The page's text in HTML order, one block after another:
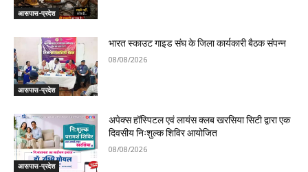
आसपास-प्रदेश
आसपास-प्रदेश
भारत स्काउट गाइड संघ के जिला कार्यकारी बैठक संपन्न
08/08/2026
आसपास-प्रदेश
अपेक्स हॉस्पिटल एवं लायंस क्लब खरसिया सिटी द्वारा एक
दिवसीय निःशुल्क शिविर आयोजित
08/08/2026